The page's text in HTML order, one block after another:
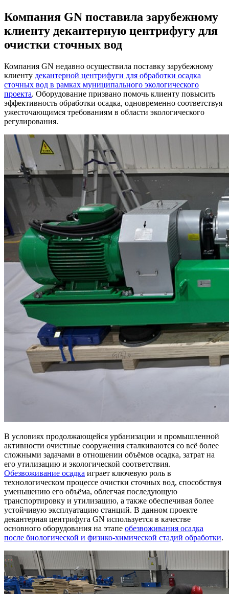
Компания GN поставила зарубежному
клиенту декантерную центрифугу для
очистки сточных вод
Компания GN недавно осуществила поставку зарубежному
клиенту декантерной центрифуги для обработки осадка
сточных вод в рамках муниципального экологического
проекта. Оборудование призвано помочь клиенту повысить
эффективность обработки осадка, одновременно соответствуя
ужесточающимся требованиям в области экологического
регулирования.
В условиях продолжающейся урбанизации и промышленной
активности очистные сооружения сталкиваются со всё более
сложными задачами в отношении объёмов осадка, затрат на
его утилизацию и экологической соответствия.
Обезвоживание осадка играет ключевую роль в
технологическом процессе очистки сточных вод, способствуя
уменьшению его объёма, облегчая последующую
транспортировку и утилизацию, а также обеспечивая более
устойчивую эксплуатацию станций. В данном проекте
декантерная центрифуга GN используется в качестве
основного оборудования на этапе обезвоживания осадка
после биологической и физико-химической стадий обработки.